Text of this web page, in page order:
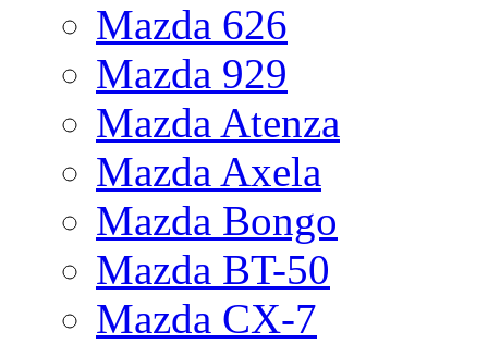
Mazda 626
Mazda 929
Mazda Atenza
Mazda Axela
Mazda Bongo
Mazda BT-50
Mazda CX-7